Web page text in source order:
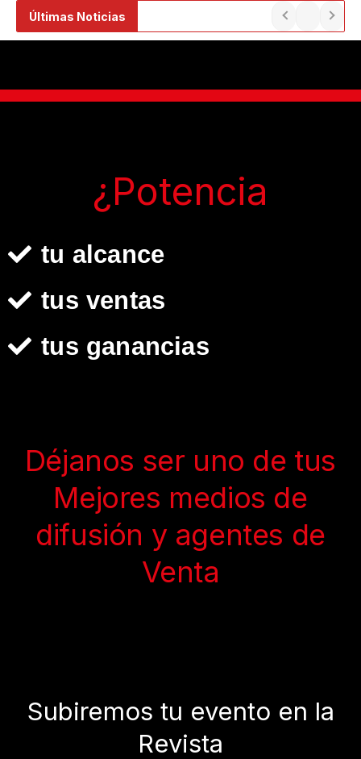
Últimas Noticias
¿Potencia
tu alcance
tus ventas
tus ganancias
Déjanos ser uno de tus
Mejores medios de
difusión y agentes de
Venta
Subiremos tu evento en la
Revista